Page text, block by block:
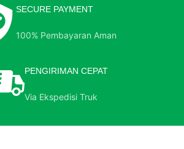
SECURE PAYMENT
100% Pembayaran Aman
PENGIRIMAN CEPAT
Via Ekspedisi Truk